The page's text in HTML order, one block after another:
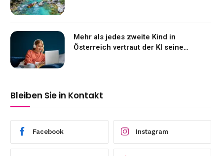
Mehr als jedes zweite Kind in
Österreich vertraut der KI seine
Bleiben Sie in Kontakt
Facebook Instagram